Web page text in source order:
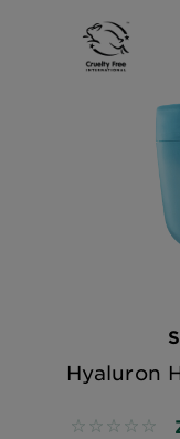
Hyaluron
No reviews